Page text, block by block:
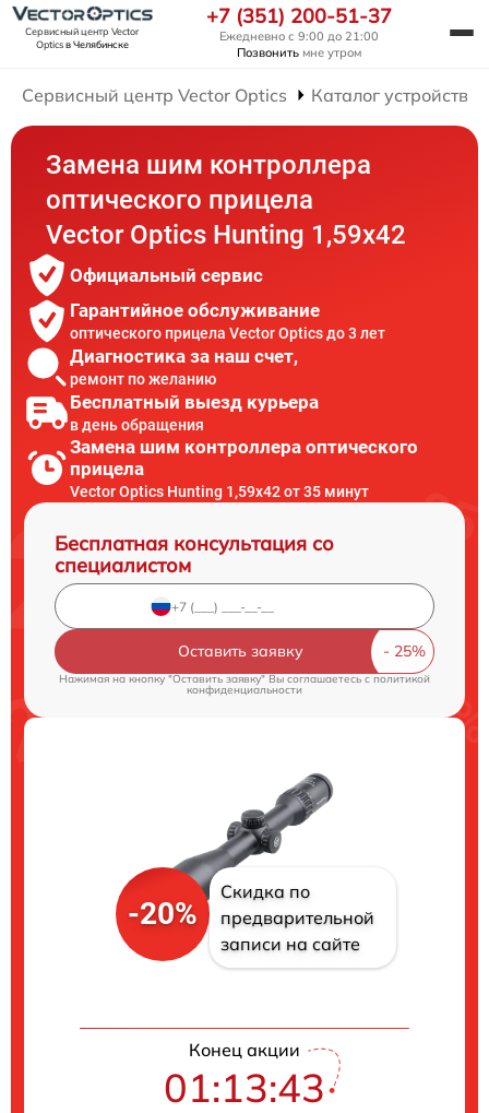
Сервисный центр Vector
Opticsв Челябинске
+7 (351) 200-51-37
Ежедневно с 9:00 до 21:00
Позвонить мне утром
Сервисный центр Vector Optics Каталог устройств
Замена шим контроллера
оптического прицела
Vector Optics Hunting 1,59x42
Официальный сервис
Гарантийное обслуживание
оптического прицела Vector Optics до 3 лет
Диагностика за наш счет,
ремонт по желанию
Бесплатный выезд курьера
в день обращения
Замена шим контроллера оптического
прицела
Vector Optics Hunting 1,59x42 от 35 минут
Бесплатная консультация со
специалистом
Оставить заявку
Нажимая на кнопку "Оставить заявку" Вы соглашаетесь cполитикой
конфиденциальности
-20%
Скидка по
предварительной
записи на сайте
Конец акции
01:13:42